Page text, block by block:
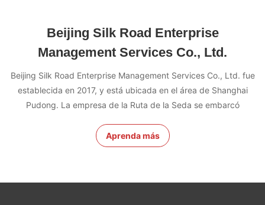
Beijing Silk Road Enterprise
Management Services Co., Ltd.
Beijing Silk Road Enterprise Management Services Co., Ltd. fue
establecida en 2017, y está ubicada en el área de Shanghai
Pudong. La empresa de la Ruta de la Seda se embarcó
Aprenda más